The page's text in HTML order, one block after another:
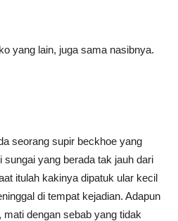
yang lain, juga sama nasibnya.
seorang supir beckhoe yang
yang berada tak jauh dari
itulah kakinya dipatuk ular kecil
di tempat kejadian. Adapun
dengan sebab yang tidak